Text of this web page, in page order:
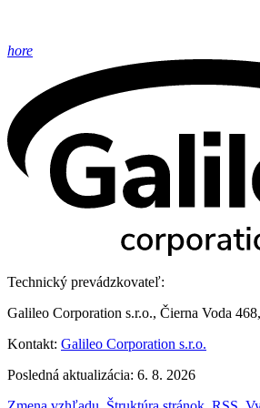
hore
Technický prevádzkovateľ:
Galileo Corporation s.r.o., Čierna Voda
Kontakt: Galileo Corporation s.r.o.
Posledná aktualizácia: 6. 8. 2026